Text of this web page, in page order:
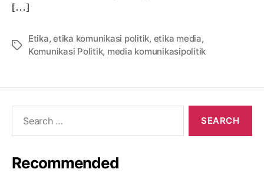
[…]
Tags
Etika,etika komunikasi politik, etika media,
Komunikasi Politik, media komunikasipolitik
Recommended